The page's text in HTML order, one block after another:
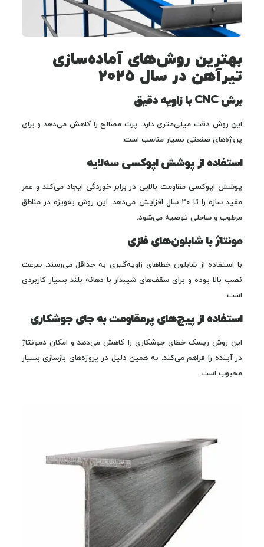
بهترین روش‌های آماده‌سازی
تیرآهن در سال ۲۰۲۵
برش CNC با زاویه دقیق
این روش دقت میلی‌متری دارد، پرت مصالح را کاهش می‌دهد و برای
پروژه‌های صنعتی بسیار مناسب است.
استفاده از پوشش اپوکسی سه‌لایه
پوشش اپوکسی مقاومت بالایی در برابر خوردگی ایجاد می‌کند و عمر
مفید سازه را تا ۲۰ سال افزایش می‌دهد. این روش به‌ویژه در مناطق
مرطوب و ساحلی توصیه می‌شود.
مونتاژ با شابلون‌های فلزی
با استفاده از شابلون خطاهای زاویه‌گیری به حداقل می‌رسند. سرعت
نصب بالا بوده و برای سقف‌های شیبدار با دهانه بلند بسیار کاربردی
است.
استفاده از پیچ‌های پرمقاومت به جای جوشکاری
این روش ریسک خطای جوشکاری را کاهش می‌دهد و امکان دمونتاژ
در آینده را فراهم می‌کند. به همین دلیل در پروژه‌های بازسازی بسیار
محبوب است.